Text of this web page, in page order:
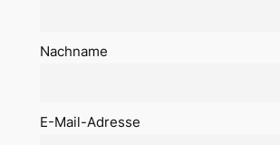
Nachname
E-Mail-Adresse